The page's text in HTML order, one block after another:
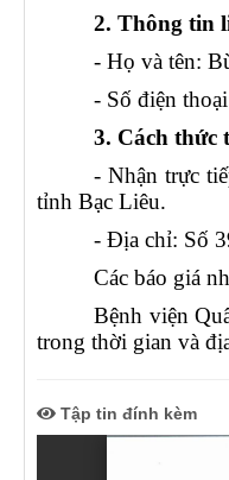
2. Thông tin
- Họ và tên:
- Số điện
3. Cách thức
- Nhận trực
tỉnh Bạc Liêu.
- Địa chỉ: Số
Các báo giá
Bệnh viện
trong thời gian và
Tập tin đính kèm